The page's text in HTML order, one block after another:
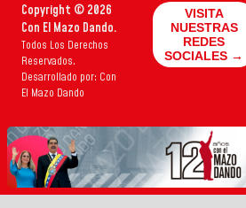
Copyright © 2026
Con El Mazo Dando.
Todos Los Derechos
Reservados.
Desarrollado por: Con
El Mazo Dando
VISITA
NUESTRAS
REDES
SOCIALES →